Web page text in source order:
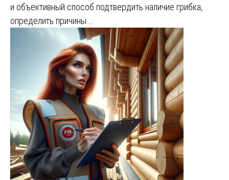
и объективный способ подтвердить наличие грибка,
определить причины …